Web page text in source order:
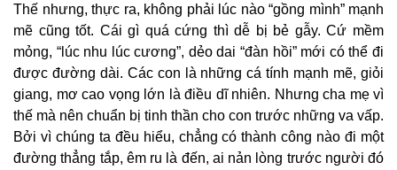
Thế nhưng, thực ra, không phải lúc nào “gồng mình” mạnh
mẽ cũng tốt. Cái gì quá cứng thì dễ bị bẻ gẫy. Cứ mềm
mỏng, “lúc nhu lúc cương”, dẻo dai “đàn hồi” mới có thể đi
được đường dài. Các con là những cá tính mạnh mẽ, giỏi
giang, mơ cao vọng lớn là điều dĩ nhiên. Nhưng cha mẹ vì
thế mà nên chuẩn bị tinh thần cho con trước những va vấp.
Bởi vì chúng ta đều hiểu, chẳng có thành công nào đi một
đường thẳng tắp, êm ru là đến, ai nản lòng trước người đó